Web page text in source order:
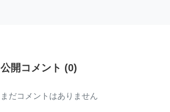
公開コメント (0)
まだコメントはありません